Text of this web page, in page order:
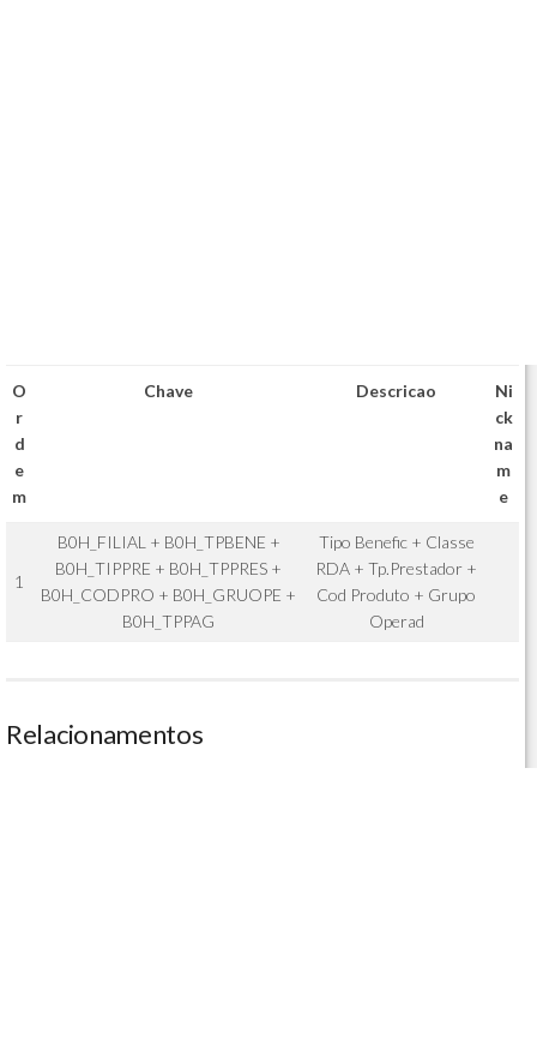
O
r
d
e
m
Chave Descricao
Ni
ck
na
m
e
1
B0H_FILIAL + B0H_TPBENE +
B0H_TIPPRE + B0H_TPPRES +
B0H_CODPRO + B0H_GRUOPE +
B0H_TPPAG
Tipo Benefic + Classe
RDA + Tp.Prestador +
Cod Produto + Grupo
Operad
Relacionamentos